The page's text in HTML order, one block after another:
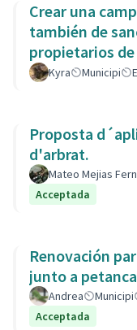
Crear una
también de
propietarios de
heces de las
Kyra Municipi
Proposta
d'arbrat.
Mateo Mejias
Acceptada
Renovación
junto a petanca
Andrea Municipi
Acceptada